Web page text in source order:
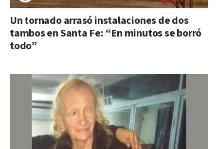
Un tornado arrasó instalaciones de dos
tambos en Santa Fe: “En minutos se borró
todo”